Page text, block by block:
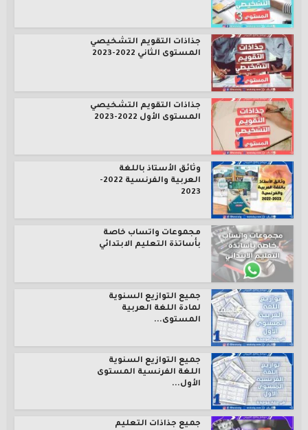
جذاذات التقويم التشخيصي
المستوى الثاني 2022-2023
جذاذات التقويم التشخيصي
المستوى الأول 2022-2023
وثائق الأستاذ باللغة
العربية والفرنسية 2022-
2023
مجموعات واتساب خاصة
بأساتذة التعليم الابتدائي
جميع التوازيع السنوية
لمادة اللغة العربية
المستوى...
جميع التوازيع السنوية
اللغة الفرنسية المستوى
الأول...
جميع جذاذات التعليم